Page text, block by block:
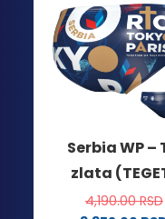
Serbia WP –
zlata
4,190.00RSD